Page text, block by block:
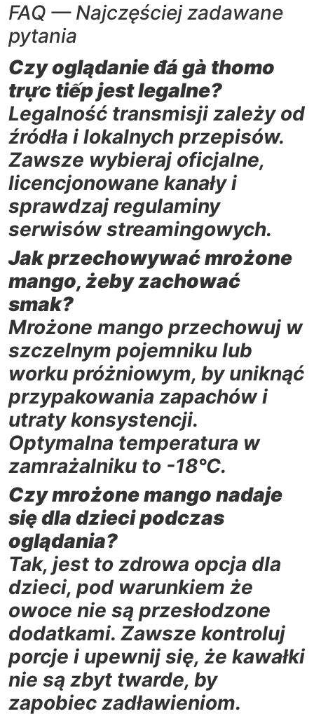
FAQ — Najczęściej zadawane
pytania
Czy oglądanie đá gà thomo
trực tiếp jest legalne?
Legalność transmisji zależy od
źródła i lokalnych przepisów.
Zawsze wybieraj oficjalne,
licencjonowane kanały i
sprawdzaj regulaminy
serwisów streamingowych.
Jak przechowywać mrożone
mango, żeby zachować
smak?
Mrożone mango przechowuj w
szczelnym pojemniku lub
worku próżniowym, by uniknąć
przypakowania zapachów i
utraty konsystencji.
Optymalna temperatura w
zamrażalniku to -18°C.
Czy mrożone mango nadaje
się dla dzieci podczas
oglądania?
Tak, jest to zdrowa opcja dla
dzieci, pod warunkiem że
owoce nie są przesłodzone
dodatkami. Zawsze kontroluj
porcje i upewnij się, że kawałki
nie są zbyt twarde, by
zapobiec zadławieniom.